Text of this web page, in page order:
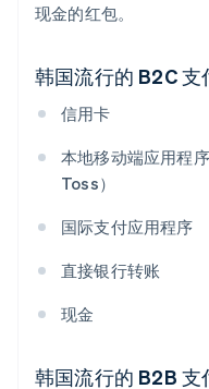
现金的红包。
韩国流行的 B2C 支
信用卡
本地移动端应用程
Toss）
国际支付应用程序
直接银行转账
现金
韩国流行的 B2B 支